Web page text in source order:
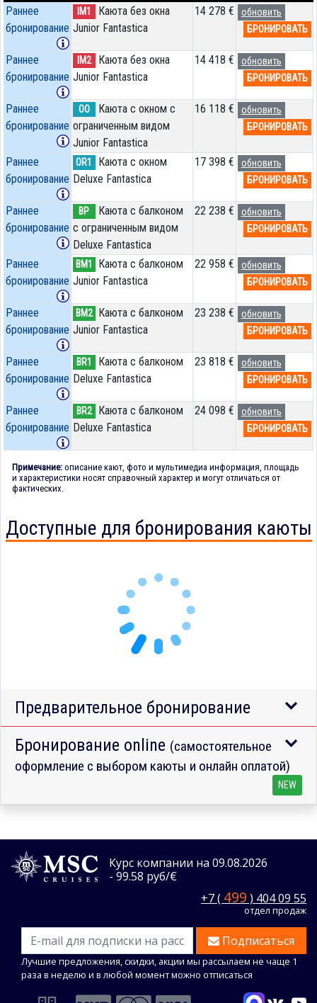
Раннее
бронирование
IM1
Каюта без окна
Junior Fantastica
14 278 €
обновить
БРОНИРОВАТЬ
Раннее
бронирование
IM2
Каюта без окна
Junior Fantastica
14 418 €
обновить
БРОНИРОВАТЬ
Раннее
бронирование
OO
Каюта с окном с
ограниченным видом
Junior Fantastica
16 118 €
обновить
БРОНИРОВАТЬ
Раннее
бронирование
OR1
Каюта с окном
Deluxe Fantastica
17 398 €
обновить
БРОНИРОВАТЬ
Раннее
бронирование
BP
Каюта с балконом
c ограниченным видом
Deluxe Fantastica
22 238 €
обновить
БРОНИРОВАТЬ
Раннее
бронирование
BM1
Каюта с балконом
Junior Fantastica
22 958 €
обновить
БРОНИРОВАТЬ
Раннее
бронирование
BM2
Каюта с балконом
Junior Fantastica
23 238 €
обновить
БРОНИРОВАТЬ
Раннее
бронирование
BR1
Каюта с балконом
Deluxe Fantastica
23 818 €
обновить
БРОНИРОВАТЬ
Раннее
бронирование
BR2
Каюта с балконом
Deluxe Fantastica
24 098 €
обновить
БРОНИРОВАТЬ
Примечание: описание кают, фото и мультимедиа информация, площадь
и характеристики носят справочный характер и могут отличаться от
фактических.
Доступные для бронирования каюты
Предварительное бронирование
Бронирование online (самостоятельное
оформление с выбором каюты и онлайн оплатой)
NEW
Курс компании на 09.08.2026
- 99.58 руб/€
+7 ( 499 ) 404 09 55
отдел продаж
Подписаться
Лучшие предложения, скидки, акции мы рассылаем не чаще 1
раза в неделю и в любой момент можно отписаться